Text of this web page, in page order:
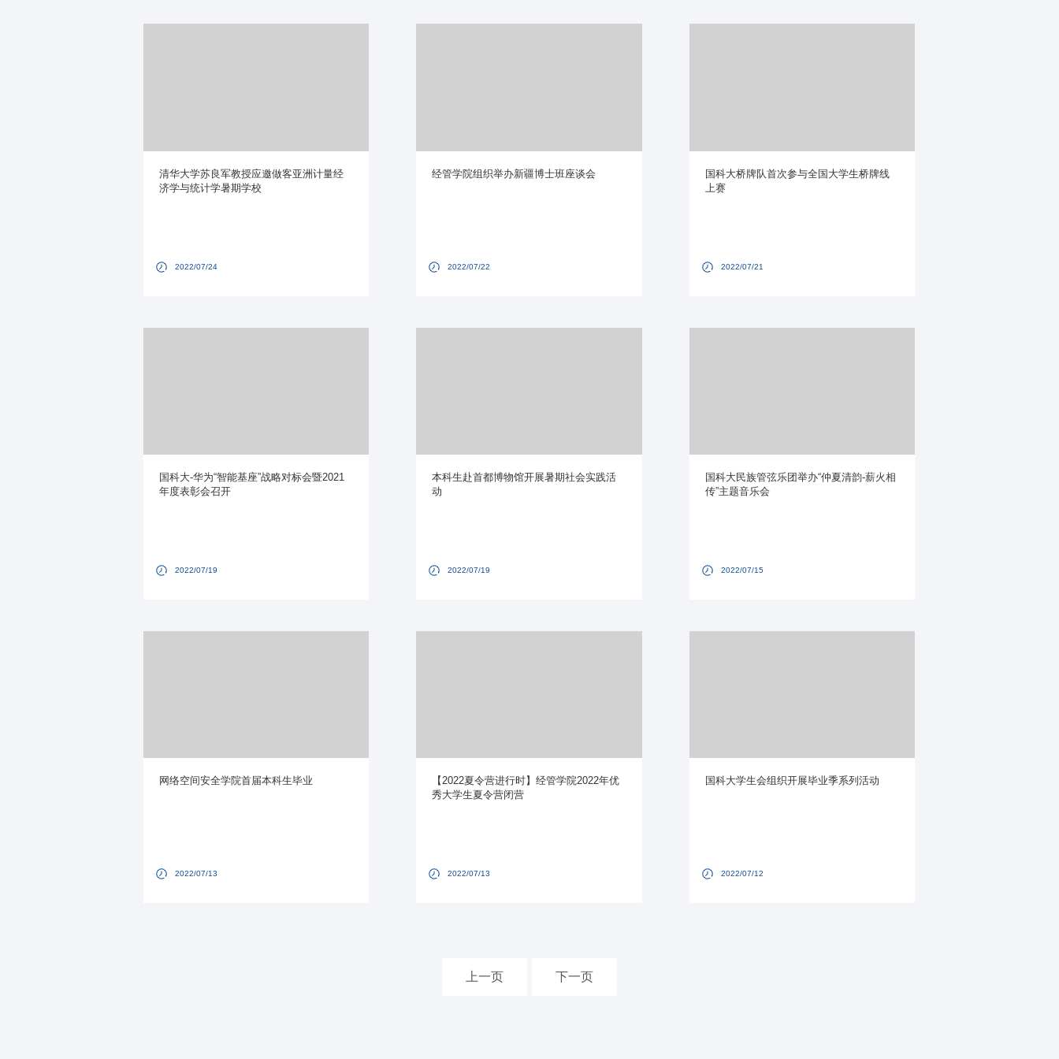
清华大学苏良军教授应邀做客亚洲计量经
济学与统计学暑期学校
2022/07/24
经管学院组织举办新疆博士班座谈会
2022/07/22
国科大桥牌队首次参与全国大学生桥牌线
上赛
2022/07/21
国科大-华为“智能基座”战略对标会暨2021
年度表彰会召开
2022/07/19
本科生赴首都博物馆开展暑期社会实践活
动
2022/07/19
国科大民族管弦乐团举办“仲夏清韵-薪火相
传”主题音乐会
2022/07/15
网络空间安全学院首届本科生毕业
2022/07/13
【2022夏令营进行时】经管学院2022年优
秀大学生夏令营闭营
2022/07/13
国科大学生会组织开展毕业季系列活动
2022/07/12
上一页 下一页